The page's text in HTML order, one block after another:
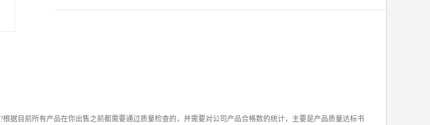
据目前所有产品在你出售之前都需要通过质量检查的，并需要对公司产品合格数的统计，主要是产品质量达标书